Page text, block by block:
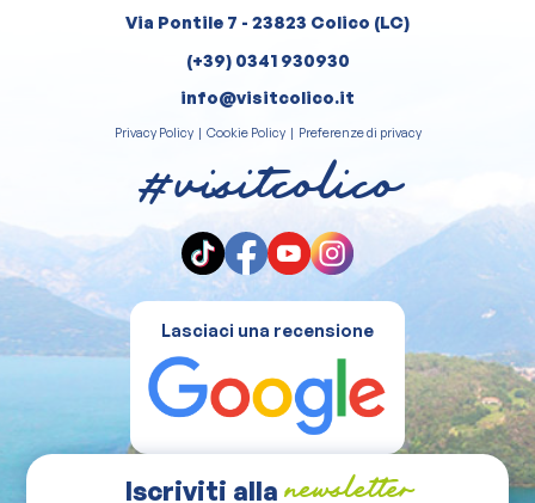
Via Pontile 7 - 23823 Colico (LC)
(+39) 0341 930930
info@visitcolico.it
Privacy Policy| Cookie Policy| Preferenze di privacy
#visitcolico
Lasciaci una recensione
Iscriviti alla newsletter